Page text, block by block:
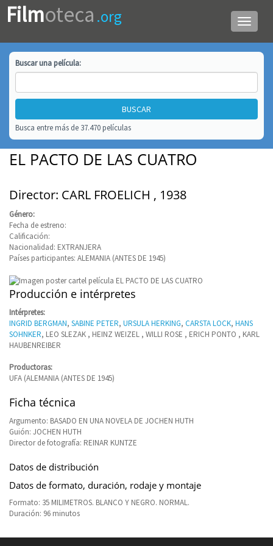
Menú
de
Filmoteca .org
Buscar unapelícula:
Busca entre más de 37.470 películas
EL PACTO DE LAS CUATRO
Director: CARL FROELICH , 1938
Género:
Fecha de estreno:
Calificación:
Nacionalidad: EXTRANJERA
Países participantes: ALEMANIA (ANTES DE 1945)
Producción e intérpretes
Intérpretes:
INGRID BERGMAN, SABINE PETER, URSULA HERKING, CARSTA LOCK, HANS
SOHNKER, LEO SLEZAK , HEINZ WEIZEL , WILLI ROSE , ERICH PONTO , KARL
HAUBENREIBER
Productoras:
UFA (ALEMANIA (ANTES DE 1945)
Ficha técnica
Argumento: BASADO EN UNA NOVELA DE JOCHEN HUTH
Guión: JOCHEN HUTH
Director de fotografía: REINAR KUNTZE
Datos de distribución
Datos de formato, duración, rodaje y montaje
Formato: 35 MILIMETROS. BLANCO Y NEGRO. NORMAL.
Duración: 96 minutos